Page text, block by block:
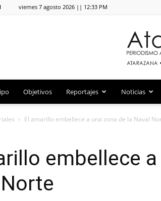
viernes 7 agosto 2026 || 12:33 PM
Objetivos Reportajes Noticias
El amarillo embellece a una zona de la Naval
embellece